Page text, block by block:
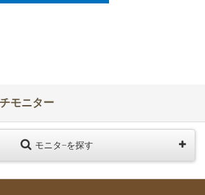
モニター
モニタ−を探す